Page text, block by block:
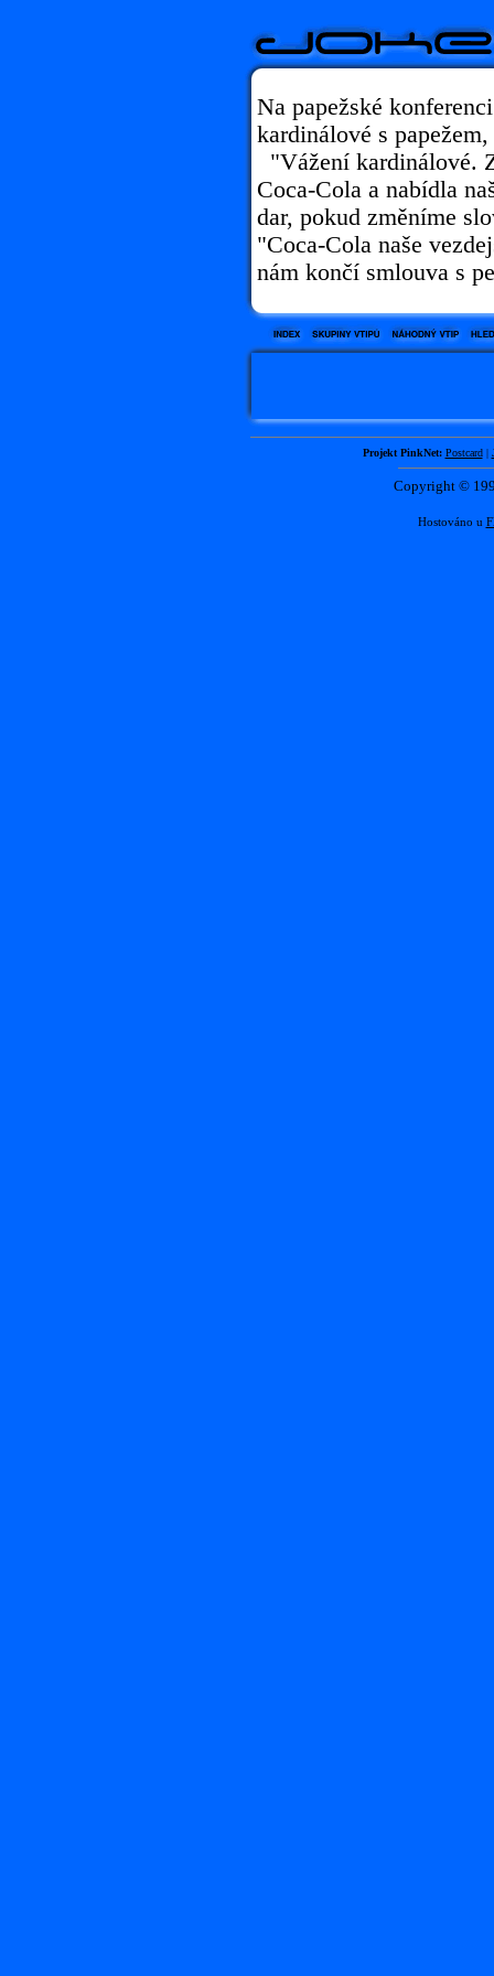
Na papežské
kardinálové s
"Vážení kardinálové.
Coca-Cola a nabídla
dar, pokud změníme
"Coca-Cola naše
nám končí smlouva s
Projekt PinkNet: Postcard|
Copyright ©
Hostováno u